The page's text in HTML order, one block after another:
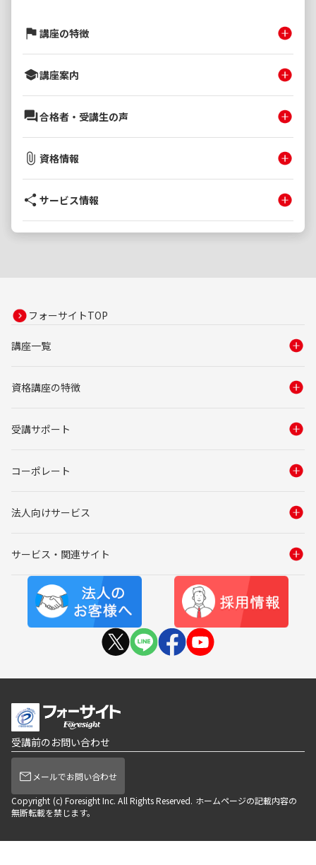
講座の特徴
講座案内
合格者・受講生の声
資格情報
サービス情報
フォーサイトTOP
講座一覧
資格講座の特徴
受講サポート
コーポレート
法人向けサービス
サービス・関連サイト
受講前のお問い合わせ
メールでお問い合わせ
Copyright (c) Foresight Inc. All Rights Reserved. ホームページの記載内容の
無断転載を禁じます。